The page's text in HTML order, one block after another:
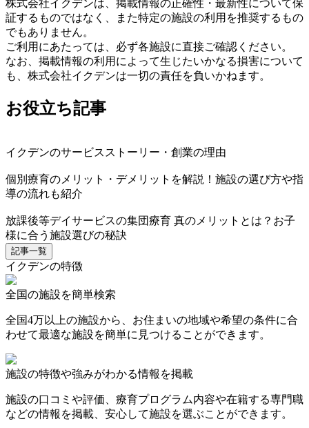
株式会社イクデンは、掲載情報の正確性・最新性について保
証するものではなく、また特定の施設の利用を推奨するもの
でもありません。
ご利用にあたっては、必ず各施設に直接ご確認ください。
なお、掲載情報の利用によって生じたいかなる損害について
も、株式会社イクデンは一切の責任を負いかねます。
お役立ち記事
イクデンのサービスストーリー・創業の理由
個別療育のメリット・デメリットを解説！施設の選び方や指
導の流れも紹介
放課後等デイサービスの集団療育 真のメリットとは？お子
様に合う施設選びの秘訣
記事一覧
イクデンの特徴
全国の施設を簡単検索
全国4万以上の施設から、お住まいの地域や希望の条件に合
わせて最適な施設を簡単に見つけることができます。
施設の特徴や強みがわかる情報を掲載
施設の口コミや評価、療育プログラム内容や在籍する専門職
などの情報を掲載、安心して施設を選ぶことができます。